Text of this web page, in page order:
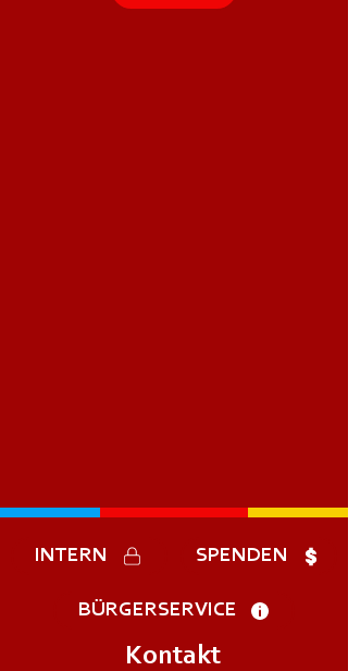
INTERN SPENDEN
BÜRGERSERVICE
Kontakt